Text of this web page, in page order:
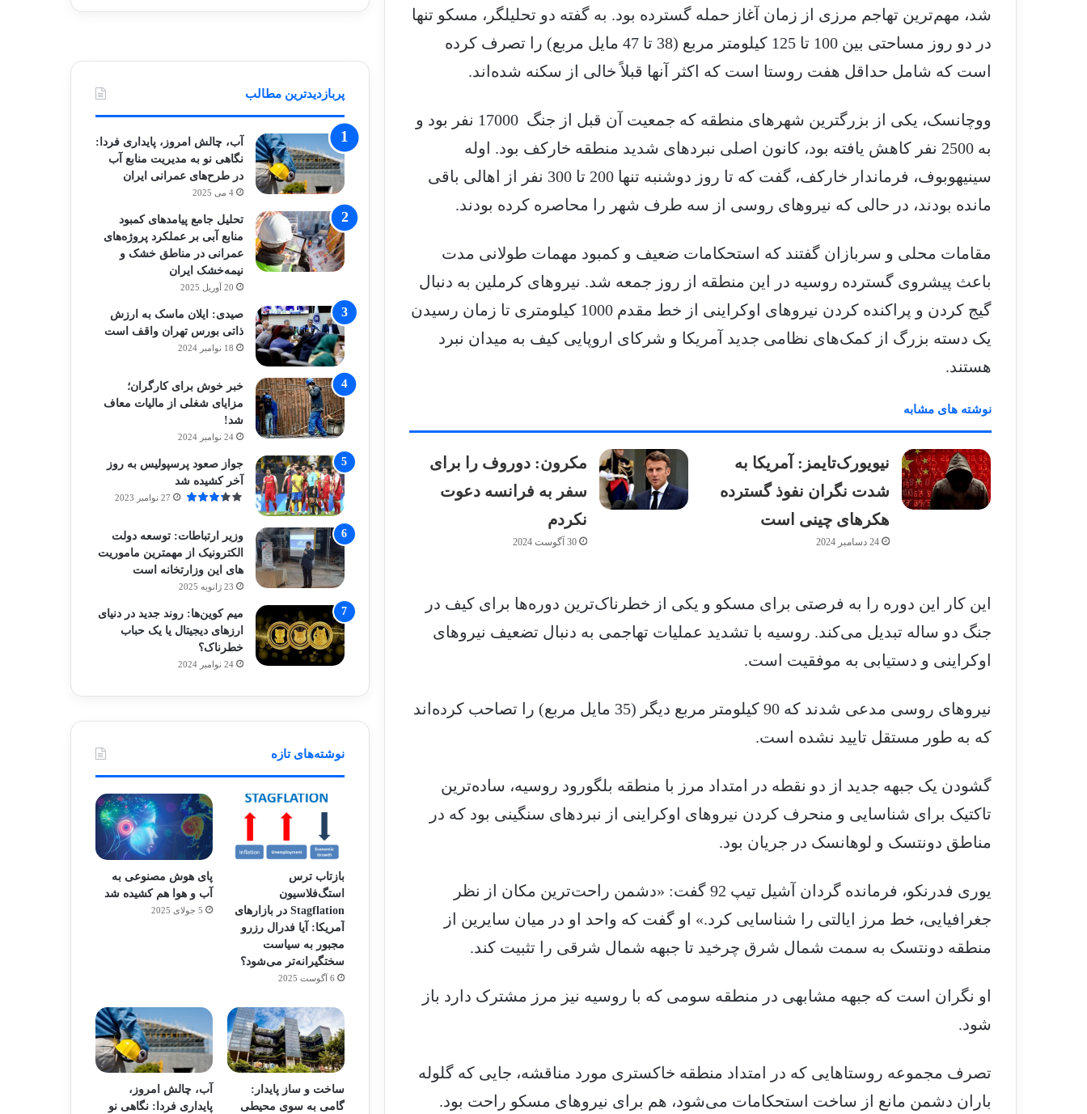
شد، مهم‌ترین تهاجم مرزی از زمان آغاز حمله گسترده بود. به گفته دو تحلیلگر، مسکو تنها
در دو روز مساحتی بین 100 تا 125 کیلومتر مربع (38 تا 47 مایل مربع) را تصرف کرده
است که شامل حداقل هفت روستا است که اکثر آنها قبلاً خالی از سکنه شده‌اند.
ووچانسک، یکی از بزرگترین شهرهای منطقه که جمعیت آن قبل از جنگ 17000 نفر بود و
به 2500 نفر کاهش یافته بود، کانون اصلی نبردهای شدید منطقه خارکف بود. اوله
سینیهوبوف، فرماندار خارکف، گفت که تا روز دوشنبه تنها 200 تا 300 نفر از اهالی باقی
مانده بودند، در حالی که نیروهای روسی از سه طرف شهر را محاصره کرده بودند.
مقامات محلی و سربازان گفتند که استحکامات ضعیف و کمبود مهمات طولانی مدت
باعث پیشروی گسترده روسیه در این منطقه از روز جمعه شد. نیروهای کرملین به دنبال
گیج کردن و پراکنده کردن نیروهای اوکراینی از خط مقدم 1000 کیلومتری تا زمان رسیدن
یک دسته بزرگ از کمک‌های نظامی جدید آمریکا و شرکای اروپایی کیف به میدان نبرد
هستند.
نوشته های مشابه
نیویورک‌تایمز: آمریکا به
شدت نگران نفوذ گسترده
هکرهای چینی است
24 دسامبر 2024
مکرون: دوروف را برای
سفر به فرانسه دعوت
نکردم
30 آگوست 2024
این کار این دوره را به فرصتی برای مسکو و یکی از خطرناک‌ترین دوره‌ها برای کیف در
جنگ دو ساله تبدیل می‌کند. روسیه با تشدید عملیات تهاجمی به دنبال تضعیف نیروهای
اوکراینی و دستیابی به موفقیت است.
نیروهای روسی مدعی شدند که 90 کیلومتر مربع دیگر (35 مایل مربع) را تصاحب کرده‌اند
که به طور مستقل تایید نشده است.
گشودن یک جبهه جدید از دو نقطه در امتداد مرز با منطقه بلگورود روسیه، ساده‌ترین
تاکتیک برای شناسایی و منحرف کردن نیروهای اوکراینی از نبردهای سنگینی بود که در
مناطق دونتسک و لوهانسک در جریان بود.
یوری فدرنکو، فرمانده گردان آشیل تیپ 92 گفت: «دشمن راحت‌ترین مکان از نظر
جغرافیایی، خط مرز ایالتی را شناسایی کرد.» او گفت که واحد او در میان سایرین از
منطقه دونتسک به سمت شمال شرق چرخید تا جبهه شمال شرقی را تثبیت کند.
او نگران است که جبهه مشابهی در منطقه سومی که با روسیه نیز مرز مشترک دارد باز
شود.
تصرف مجموعه روستاهایی که در امتداد منطقه خاکستری مورد مناقشه، جایی که گلوله
باران دشمن مانع از ساخت استحکامات می‌شود، هم برای نیروهای مسکو راحت بود.
پربازدیدترین مطالب
آب، چالش امروز، پایداری فردا:
نگاهی نو به مدیریت منابع آب
در طرح‌های عمرانی ایران
4 می 2025
تحلیل جامع پیامدهای کمبود
منابع آبی بر عملکرد پروژه‌های
عمرانی در مناطق خشک و
نیمه‌خشک ایران
20 آوریل 2025
صیدی: ایلان ماسک به ارزش
ذاتی بورس تهران واقف است
18 نوامبر 2024
خبر خوش برای کارگران؛
مزایای شغلی از مالیات معاف
شد!
24 نوامبر 2024
جواز صعود پرسپولیس به روز
آخر کشیده شد
27 نوامبر 2023
وزیر ارتباطات: توسعه دولت
الکترونیک از مهمترین ماموریت
های این وزارتخانه است
23 ژانویه 2025
میم کوین‌ها: روند جدید در دنیای
ارزهای دیجیتال یا یک حباب
خطرناک؟
24 نوامبر 2024
نوشته‌های تازه
بازتاب ترس
استگ‌فلاسیون
Stagflation در بازارهای
آمریکا: آیا فدرال رزرو
مجبور به سیاست
سختگیرانه‌تر می‌شود؟
6 آگوست 2025
پای هوش مصنوعی به
آب و هوا هم کشیده شد
5 جولای 2025
ساخت و ساز پایدار:
گامی به سوی محیطی
آب، چالش امروز،
پایداری فردا: نگاهی نو